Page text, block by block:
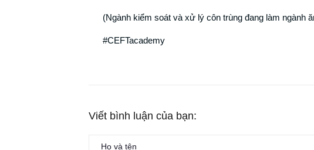
(Ngành kiểm soát và xử lý côn trùng đang làm ngành
#CEFTacademy
Viết bình luận của bạn: